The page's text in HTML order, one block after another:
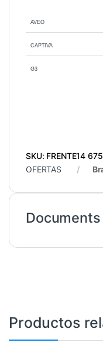
AVEO
CAPTIVA
G3
SKU: FRENTE14
OFERTAS
Documents
Productos